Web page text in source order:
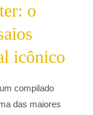
o
icônico
compilado
das maiores